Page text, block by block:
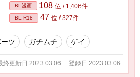
BL漫画 108 位 / 1,406件
BL R18 47 位 / 327件
ツ ガチムチ ゲイ
終更新日 2023.03.06 登録日 2023.03.06